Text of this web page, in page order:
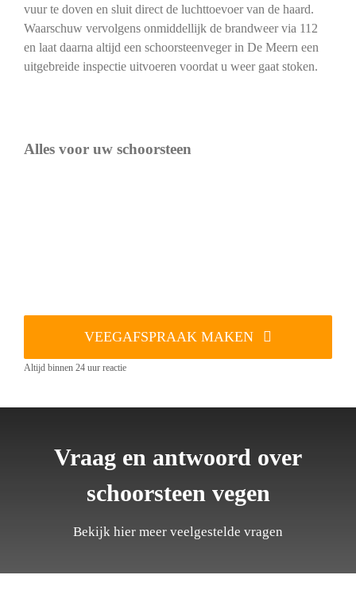
vuur te doven en sluit direct de luchttoevoer van de haard.
Waarschuw vervolgens onmiddellijk de brandweer via 112
en laat daarna altijd een schoorsteenveger in De Meern een
uitgebreide inspectie uitvoeren voordat u weer gaat stoken.
Alles voor uw schoorsteen
VEEGAFSPRAAK MAKEN
Altijd binnen 24 uur reactie
Vraag en antwoord over
schoorsteen vegen
Bekijk hier meer veelgestelde vragen